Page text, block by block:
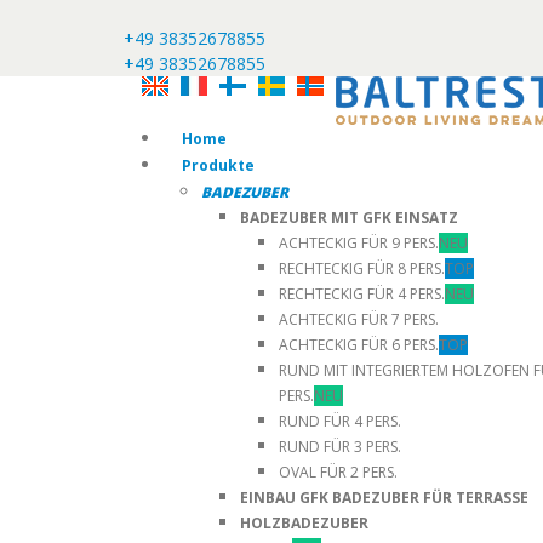
+49 38352678855
+49 38352678855
Home
Produkte
BADEZUBER
BADEZUBER MIT GFK EINSATZ
ACHTECKIG FÜR 9 PERS.NEU
RECHTECKIG FÜR 8 PERS.TOP
RECHTECKIG FÜR 4 PERS.NEU
ACHTECKIG FÜR 7 PERS.
ACHTECKIG FÜR 6 PERS.TOP
RUND MIT INTEGRIERTEM HOLZOFEN
PERS.NEU
RUND FÜR 4 PERS.
RUND FÜR 3 PERS.
OVAL FÜR 2 PERS.
EINBAU GFK BADEZUBER FÜR TERRASSE
HOLZBADEZUBER